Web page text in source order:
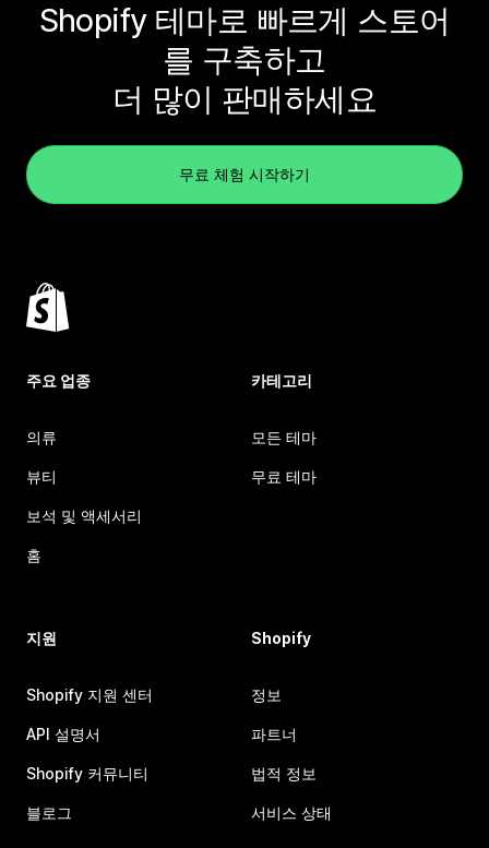
Shopify 테마로 빠르게 스토어
를 구축하고
더 많이 판매하세요
무료 체험 시작하기
주요 업종
의류
뷰티
보석 및 액세서리
홈
카테고리
모든 테마
무료 테마
지원
Shopify 지원 센터
API 설명서
Shopify 커뮤니티
블로그
Shopify
정보
파트너
법적 정보
서비스 상태